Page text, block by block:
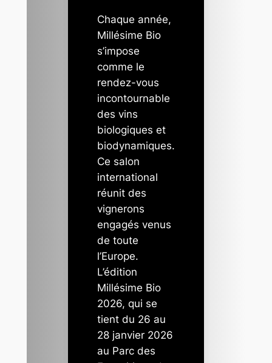
Chaque année,
Millésime Bio
s’impose
comme le
rendez-vous
incontournable
des vins
biologiques et
biodynamiques.
Ce salon
international
réunit des
vignerons
engagés venus
de toute
l’Europe.
L’édition
Millésime Bio
2026, qui se
tient du 26 au
28 janvier 2026
au Parc des